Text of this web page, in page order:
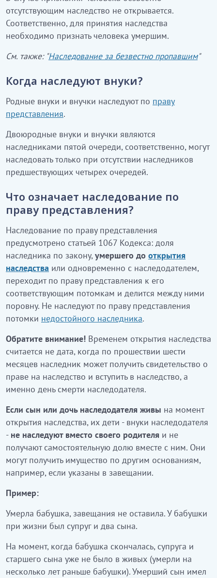
отсутствующим наследство не открывается.
Соответственно, для принятия наследства
необходимо признать человека умершим.
См. также: "Наследование за безвестно пропавшим"
Когда наследуют внуки?
Родные внуки и внучки наследуют по праву
представления.
Двоюродные внуки и внучки являются
наследниками пятой очереди, соответственно, могут
наследовать только при отсутствии наследников
предшествующих четырех очередей.
Что означает наследование по
праву представления?
Наследование по праву представления
предусмотрено статьей 1067 Кодекса: доля
наследника по закону, умершего до открытия
наследства или одновременно с наследодателем,
переходит по праву представления к его
соответствующим потомкам и делится между ними
поровну. Не наследуют по праву представления
потомки недостойного наследника.
Обратите внимание! Временем открытия наследства
считается не дата, когда по прошествии шести
месяцев наследник может получить свидетельство о
праве на наследство и вступить в наследство, а
именно день смерти наследодателя.
Если сын или дочь наследодателя живы на момент
открытия наследства, их дети - внуки наследодателя
- не наследуют вместо своего родителя и не
получают самостоятельную долю вместе с ним. Они
могут получить имущество по другим основаниям,
например, если указаны в завещании.
Пример:
Умерла бабушка, завещания не оставила. У бабушки
при жизни был супруг и два сына.
На момент, когда бабушка скончалась, супруга и
старшего сына уже не было в живых (умерли на
несколько лет раньше бабушки). Умерший сын имел